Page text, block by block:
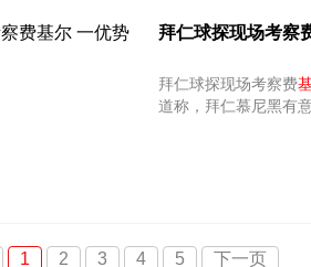
拜仁球探现场考察
拜仁球探现场考察费
道称，拜仁慕尼黑有
1 2 3 4 5 下一页